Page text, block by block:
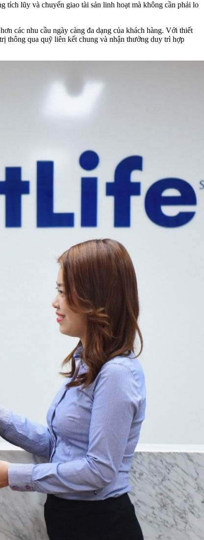
tích lũy và chuyển giao tài sản linh hoạt mà không cần phải lo
các nhu cầu ngày càng đa dạng của khách hàng. Với thiết
thông qua quỹ liên kết chung và nhận thưởng duy trì hợp